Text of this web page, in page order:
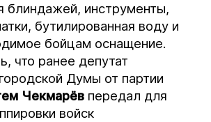
блиндажей, инструменты,
бутилированная воду и
бойцам оснащение.
что ранее депутат
Думы от партии
Чекмарёв передал для
войск